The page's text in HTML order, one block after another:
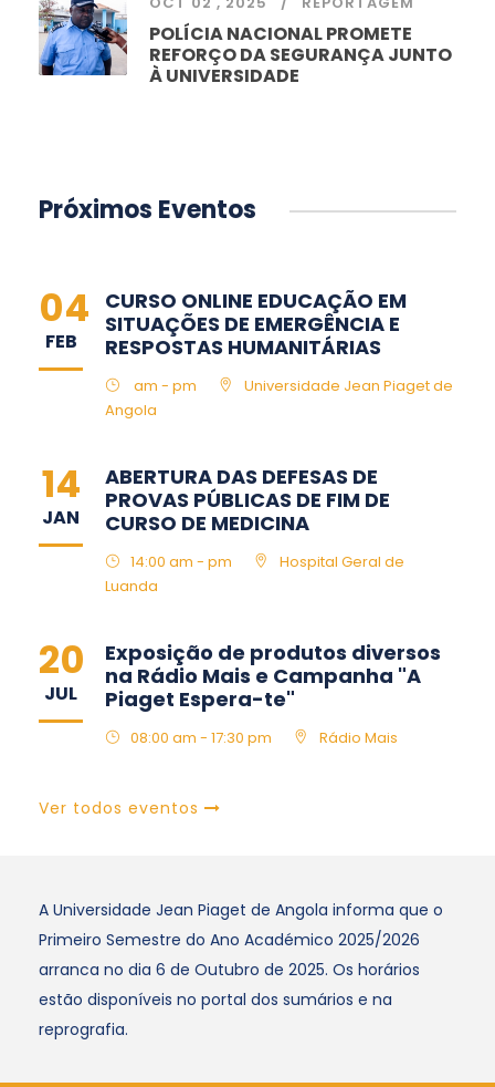
POLÍCIA NACIONAL PROMETE
REFORÇO DA SEGURANÇA JUNTO
À UNIVERSIDADE
Próximos Eventos
04
FEB
CURSO ONLINE EDUCAÇÃO EM
SITUAÇÕES DE EMERGÊNCIA E
RESPOSTAS HUMANITÁRIAS
am - pm
Universidade Jean Piaget de
Angola
14
JAN
ABERTURA DAS DEFESAS DE
PROVAS PÚBLICAS DE FIM DE
CURSO DE MEDICINA
14:00 am - pm
Hospital Geral de
Luanda
20
JUL
Exposição de produtos diversos
na Rádio Mais e Campanha "A
Piaget Espera-te"
08:00 am - 17:30 pm Rádio Mais
Ver todos eventos
A Universidade Jean Piaget de Angola informa que o
Primeiro Semestre do Ano Académico 2025/2026
arranca no dia 6 de Outubro de 2025. Os horários
estão disponíveis no portal dos sumários e na
reprografia.